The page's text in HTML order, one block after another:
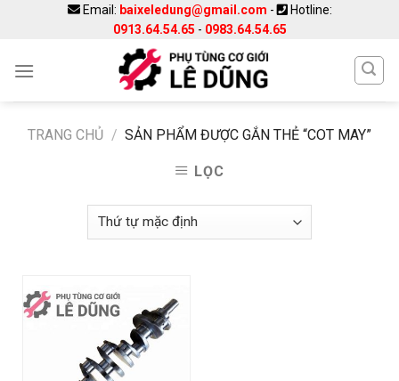
Email: baixeledung@gmail.com -
Hotline:
0913.64.54.65 - 0983.64.54.65
TRANG CHỦ / SẢN PHẨM ĐƯỢC GẮN THẺ “COT MAY”
LỌC